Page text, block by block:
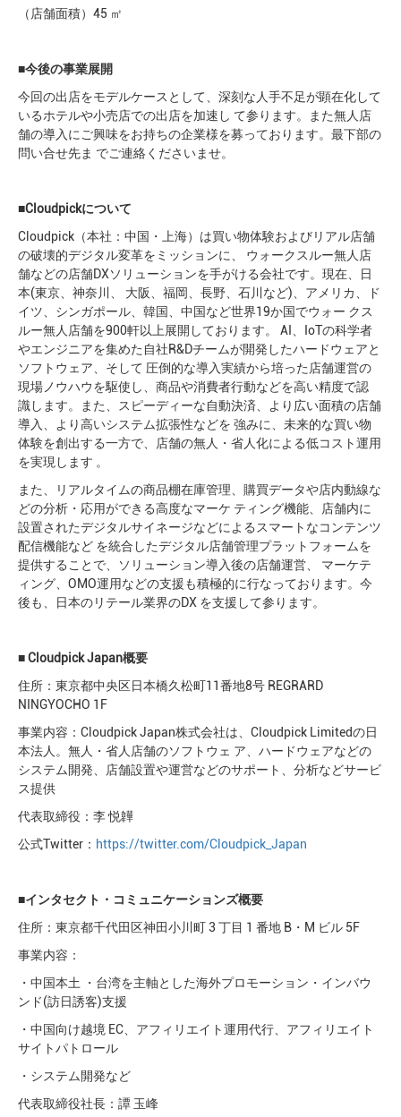
（店舗⾯積）45 ㎡
■今後の事業展開
今回の出店をモデルケースとして、深刻な⼈⼿不⾜が顕在化して
いるホテルや⼩売店での出店を加速し て参ります。また無⼈店
舗の導⼊にご興味をお持ちの企業様を募っております。最下部の
問い合せ先ま でご連絡くださいませ。
■Cloudpickについて
Cloudpick（本社：中国・上海）は買い物体験およびリアル店舗
の破壊的デジタル変⾰をミッションに、 ウォークスルー無⼈店
舗などの店舗DXソリューションを⼿がける会社です。現在、⽇
本(東京、神奈川、 ⼤阪、福岡、⻑野、⽯川など)、アメリカ、ド
イツ、シンガポール、韓国、中国など世界19か国でウォー クス
ルー無⼈店舗を900軒以上展開しております。 AI、IoTの科学者
やエンジニアを集めた⾃社R&Dチームが開発したハードウェアと
ソフトウェア、そして 圧倒的な導⼊実績から培った店舗運営の
現場ノウハウを駆使し、商品や消費者⾏動などを⾼い精度で認
識します。また、スピーディーな⾃動決済、より広い⾯積の店舗
導⼊、より⾼いシステム拡張性などを 強みに、未来的な買い物
体験を創出する⼀⽅で、店舗の無⼈・省⼈化による低コスト運⽤
を実現します 。
また、リアルタイムの商品棚在庫管理、購買データや店内動線な
どの分析・応⽤ができる⾼度なマーケ ティング機能、店舗内に
設置されたデジタルサイネージなどによるスマートなコンテンツ
配信機能など を統合したデジタル店舗管理プラットフォームを
提供することで、ソリューション導⼊後の店舗運営、 マーケテ
ィング、OMO運⽤などの⽀援も積極的に⾏なっております。今
後も、⽇本のリテール業界のDX を⽀援して参ります。
■CloudpickJapan概要
住所：東京都中央区⽇本橋久松町11番地8号 REGRARD
NINGYOCHO 1F
事業内容：Cloudpick Japan株式会社は、Cloudpick Limitedの⽇
本法⼈。無⼈・省⼈店舗のソフトウェ ア、ハードウェアなどの
システム開発、店舗設置や運営などのサポート、分析などサービ
ス提供
代表取締役：李 悦韡
公式Twitter： https://twitter.com/Cloudpick_Japan
■インタセクト・コミュニケーションズ概要
住所：東京都千代⽥区神⽥⼩川町 3 丁⽬ 1 番地 B・M ビル 5F
事業内容：
・中国本⼟ ・台湾を主軸とした海外プロモーション・インバウ
ンド(訪⽇誘客)⽀援
・中国向け越境 EC、アフィリエイト運⽤代⾏、アフィリエイト
サイトパトロール
・システム開発など
代表取締役社⻑：譚 ⽟峰